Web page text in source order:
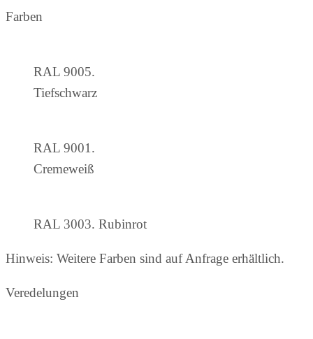
Farben
RAL 9005.
Tiefschwarz
RAL 9001.
Cremeweiß
RAL 3003. Rubinrot
Hinweis: Weitere Farben sind auf Anfrage erhältlich.
Veredelungen